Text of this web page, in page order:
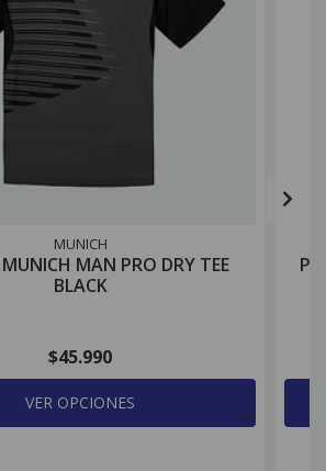
MUNICH
MAN PRO DRY TEE
BLACK
$45.990
VER OPCIONES